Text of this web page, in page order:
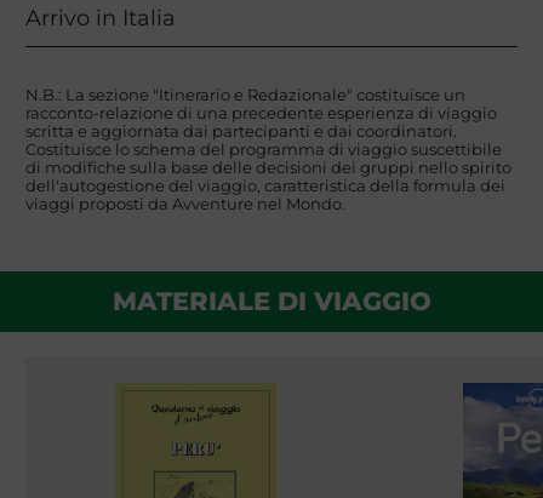
Arrivo in Italia
N.B.: La sezione "Itinerario e Redazionale" costituisce un
racconto-relazione di una precedente esperienza di viaggio
scritta e aggiornata dai partecipanti e dai coordinatori.
Costituisce lo schema del programma di viaggio suscettibile
di modifiche sulla base delle decisioni dei gruppi nello spirito
dell'autogestione del viaggio, caratteristica della formula dei
viaggi proposti da Avventure nel Mondo.
MATERIALE DI VIAGGIO